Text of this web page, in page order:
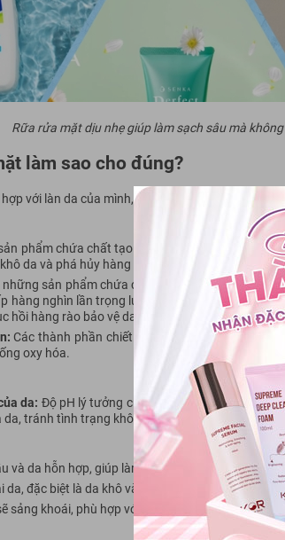
Rữa rửa mặt dịu nhẹ giúp làm sạch sâu mà
làm sao cho đúng?
với làn da của mình, bạn cần lưu ý những tiêu chí
phẩm chứa chất tạo màu, hương liệu, sulfate
da và phá hủy hàng rào bảo vệ tự nhiên của da.
những sản phẩm chứa các thành phần dưỡng ẩm
hàng nghìn lần trọng lượng của nó, giúp da luôn
hồi hàng rào bảo vệ da, ngăn ngừa mất nước.
Các thành phần chiết xuất từ thiên nhiên như lô
oxy hóa.
da: Độ pH lý tưởng của da là khoảng 5.5. Việc
tránh tình trạng khô căng, kích ứng.
và da hỗn hợp, giúp làm sạch sâu mà không gây
da, đặc biệt là da khô và nhạy cảm.
sảng khoái, phù hợp với da thường và da dầu.